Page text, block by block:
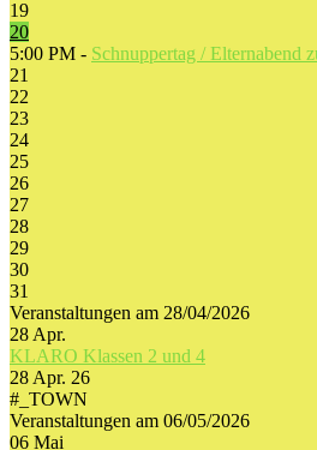
19
20
5:00 PM - Schnuppertag / Elternabend
21
22
23
24
25
26
27
28
29
30
31
Veranstaltungen am 28/04/2026
28 Apr.
KLARO Klassen 2 und 4
28 Apr. 26
#_TOWN
Veranstaltungen am 06/05/2026
06 Mai